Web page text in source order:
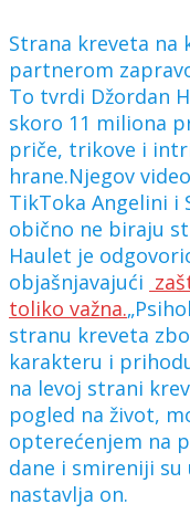
Strana kreveta na
partnerom
To tvrdi Džordan
skoro 11 miliona
priče, trikove i
hrane.Njegov
TikToka Angelini i
obično ne biraju
Haulet je
objašnjavajući
toliko važna.
stranu kreveta
karakteru i
na levoj strani
pogled na život,
opterećenjem na
dane i smireniji su
nastavlja on.